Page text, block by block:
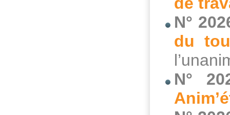
N°
du
N°